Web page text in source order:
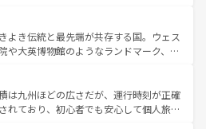
の発祥地であるランス、プロヴァンスの
ー畑など、多彩な楽しみ方が可能だ。さ
地域にも魅力が溢れており、どの街角に
ぶとそれぞれで全く異なる文化を体験で
だろう。 なお、新着のフランス情報はコンテンツ一覧
。
、どこを歩いても飽きることがない。ベ
気、バイエルン州のアルプスの絶景、そ
のワイン畑といった風景は必見。ビール
ひ体験してほしい。 なお、新着の
テンツ一覧を参照してほしい。
よき伝統と最先端が共存する国。ウェス
や大英博物館のようなランドマーク、歴
魅力がある。また、優雅なアフタヌーン
きにはたまらない英国パブ、サッカー観
らこそできる体験も豊富。イギリスを旅
は九州ほどの広さだが、運行時刻が正確
れており、初心者でも安心して個人旅行